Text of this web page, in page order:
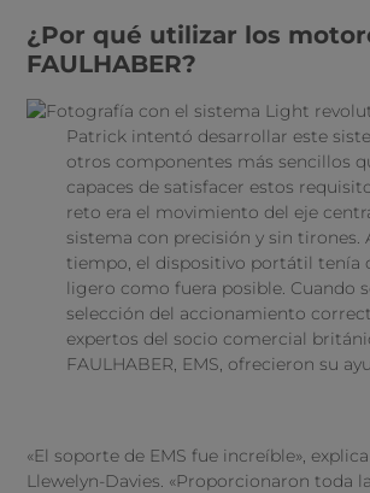
¿Por qué utilizar los
FAULHABER?
Patrick intentó desarrollar este
otros componentes más sencillos
capaces de satisfacer estos
reto era el movimiento del eje
sistema con precisión y sin tirones.
tiempo, el dispositivo portátil tenía
ligero como fuera posible. Cuando
selección del accionamiento
expertos del socio comercial
FAULHABER, EMS, ofrecieron su
«El soporte de EMS fue increíble»,
Llewelyn-Davies. «Proporcionaron toda